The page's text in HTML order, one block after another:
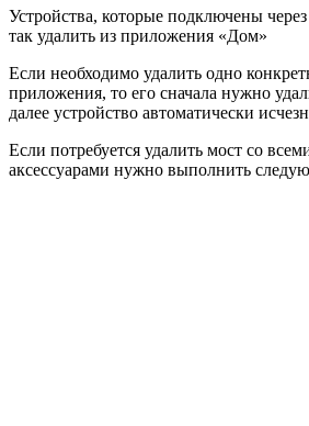
Устройства, которые подключены
так удалить из приложения «Дом»
Если необходимо удалить одно
приложения, то его сначала нужно
далее устройство автоматически
Если потребуется удалить мост со
аксессуарами нужно выполнить